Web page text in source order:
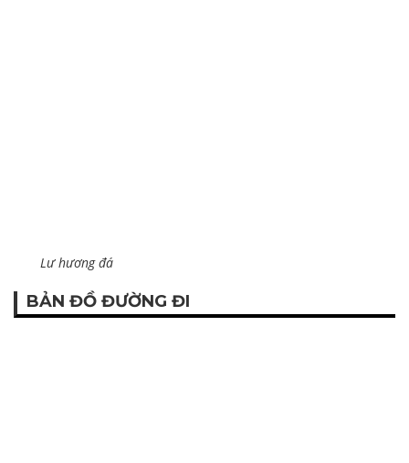
Lư hương đá
BẢN ĐỒ ĐƯỜNG ĐI